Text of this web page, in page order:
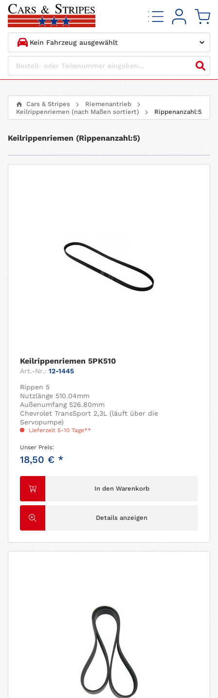
1. HERSTELLER
3. BAUJAHR
4. MOTORTYP
Cars & Stripes
Riemenantrieb
Keilrippenriemen (nach Maßen sortiert)
Rippenanzahl:5
Keilrippenriemen (Rippenanzahl:5)
Keilrippenriemen 5PK510
Art.-Nr.: 12-1445
Rippen 5
Nutzlänge 510.04mm
Außenumfang 526.80mm
Chevrolet TransSport 2,3L (läuft über die
Servopumpe)
Lieferzeit 5-10 Tage**
Unser Preis:
18,50 € *
In den Warenkorb
Details anzeigen